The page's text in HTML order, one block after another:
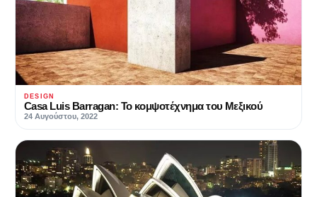
DESIGN
Casa Luis Barragan: Το κομψοτέχνημα του Μεξικού
24 Αυγούστου, 2022